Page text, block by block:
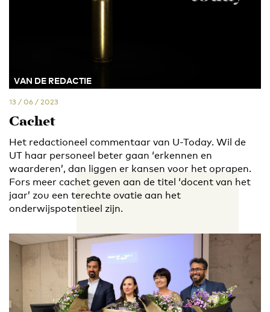
VAN DE REDACTIE
13 / 06 / 2023
Cachet
Het redactioneel commentaar van U-Today. Wil de
UT haar personeel beter gaan ‘erkennen en
waarderen’, dan liggen er kansen voor het oprapen.
Fors meer cachet geven aan de titel ‘docent van het
jaar’ zou een terechte ovatie aan het
onderwijspotentieel zijn.